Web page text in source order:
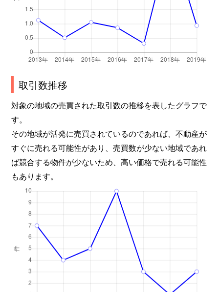
取引数推移
対象の地域の売買された取引数の推移を表したグラフで
す。
その地域が活発に売買されているのであれば、不動産が
すぐに売れる可能性があり、売買数が少ない地域であれ
ば競合する物件が少ないため、高い価格で売れる可能性
もあります。